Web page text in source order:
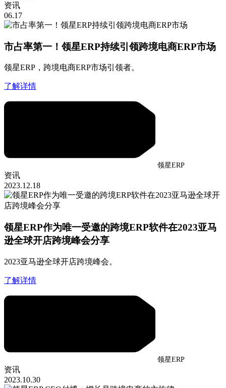
资讯
06.17
市占率第一！领星ERP持续引领跨境电商ERP市场
领星ERP，跨境电商ERP市场引领者。
了解详情
领星ERP
资讯
2023.12.18
领星ERP作为唯一受邀的跨境ERP软件在2023亚马
逊全球开店跨境峰会分享
2023亚马逊全球开店跨境峰会。
了解详情
领星ERP
资讯
2023.10.30